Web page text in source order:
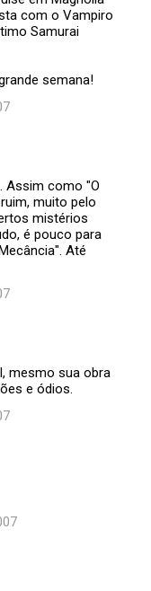
com o Vampiro
Samurai
semana!
Assim como "O
muito pelo
mistérios
é pouco para
Até
mesmo sua obra
e ódios.